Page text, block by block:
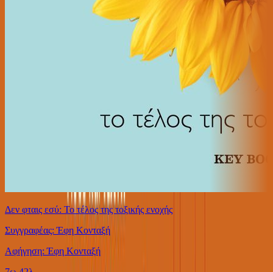
Δεν φταις εσύ: Το τέλος της τοξικής ενοχής
Συγγραφέας: Έφη Κονταξή
Αφήγηση: Έφη Κονταξή